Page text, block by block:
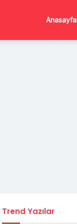
Anasayfa
Trend Yazılar